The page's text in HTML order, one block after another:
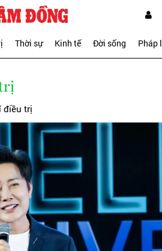
Thời sự Kinh tế Đời sống Pháp
điều trị